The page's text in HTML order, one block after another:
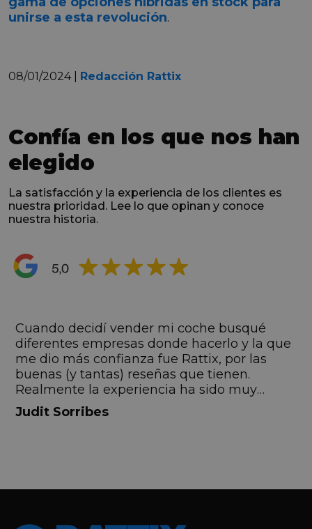
unirse a esta revolución.
08/01/2024 | Redacción Rattix
Confía en los que nos han
elegido
La satisfacción y la experiencia de los clientes es
nuestra prioridad. Lee lo que opinan y conoce
nuestra historia.
Cuando decidí vender mi coche busqué
diferentes empresas donde hacerlo y la que
me dio más confianza fue Rattix, por las
buenas (y tantas) reseñas que tienen.
Realmente la experiencia ha sido muy
buena, Carolina ha sido siempre muy atenta
y profesional. Finalmente mi hermana se
Judit Sorribes